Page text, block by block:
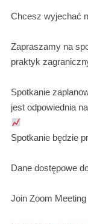
Chcesz wyjechać
Zapraszamy na
praktyk
Spotkanie
jest odpowiednia
Spotkanie będzie
Dane dostępowe
Join Zoom Meeting